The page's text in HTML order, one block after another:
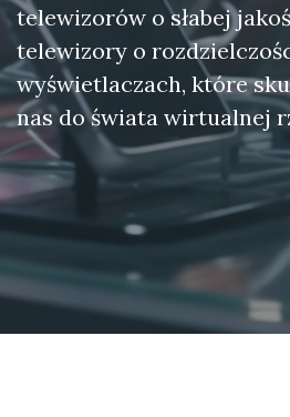
telewizorów o słabej
telewizory o
wyświetlaczach, które
nas do świata wirtualnej